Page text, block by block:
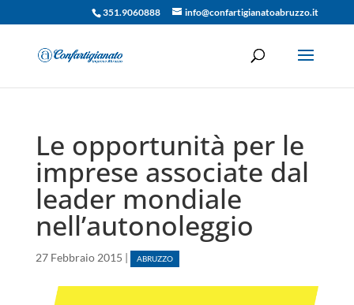
351.9060888 info@confartigianatoabruzzo.it
Le opportunità per le
imprese associate dal
leader mondiale
nell’autonoleggio
27 Febbraio 2015 | ABRUZZO